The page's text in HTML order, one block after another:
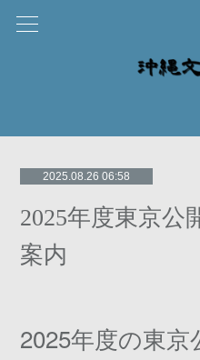
2025.08.26 06:58
2025年度東京公
案内
2025年度の東